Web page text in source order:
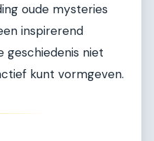
oude mysteries
inspirerend
geschiedenis niet
kunt vormgeven.